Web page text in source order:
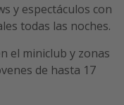
y espectáculos con
todas las noches.
el miniclub y zonas
de hasta 17